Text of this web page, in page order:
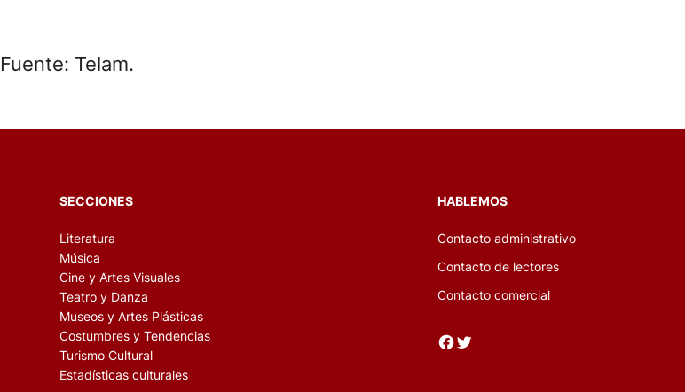
Fuente: Telam.
SECCIONES
Literatura
Música
Cine y Artes Visuales
Teatro y Danza
Museos y Artes Plásticas
Costumbres y Tendencias
Turismo Cultural
Estadísticas culturales
HABLEMOS
Contacto administrativo
Contacto de lectores
Contacto comercial
Facebook Twitter